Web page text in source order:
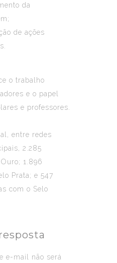
da
de ações
o trabalho
e o papel
e professores.
entre redes
2.285
1.896
Prata; e 547
com o Selo
e-mail não será